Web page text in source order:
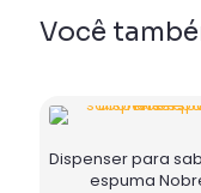
Você
Dispenser para
espuma